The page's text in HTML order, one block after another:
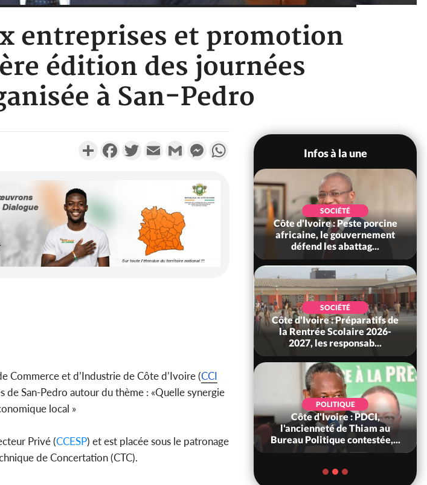
entreprises et promotion
édition des journées
à San-Pedro
PartagerFacebookTwitterEmail Gmail MessengerWhatsApp
Commerce et d’Industrie de Côte d’Ivoire (CCI
San-Pedro autour du thème : «Quelle synergie
local »
Privé (CCESP) et est placée sous le patronage
de Concertation (CTC).
Infos à la une
SOCIÉTÉ
Côte d'Ivoire : Seconde
période légale des ventes
soldes du 10 au 31 août 2...
de l'Etat : « Le moment...
SOCIÉTÉ
Côte d'Ivoire : Peste porcine
africaine, le gouvernement
défend les abattag...
SOCIÉTÉ
Côte d'Ivoire : Préparatifs de
la Rentrée Scolaire 2026-
2027, les responsab...
POLITIQUE
Côte d'Ivoire : PDCI,
l'ancienneté de Thiam au
Bureau Politique contestée,...